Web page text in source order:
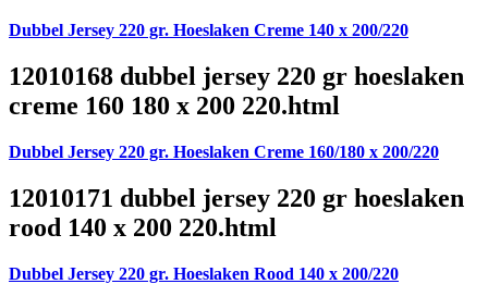
Dubbel Jersey 220 gr. Hoeslaken Creme 140 x 200/220
12010168 dubbel jersey 220 gr hoeslaken
creme 160 180 x 200 220.html
Dubbel Jersey 220 gr. Hoeslaken Creme 160/180 x 200/220
12010171 dubbel jersey 220 gr hoeslaken
rood 140 x 200 220.html
Dubbel Jersey 220 gr. Hoeslaken Rood 140 x 200/220